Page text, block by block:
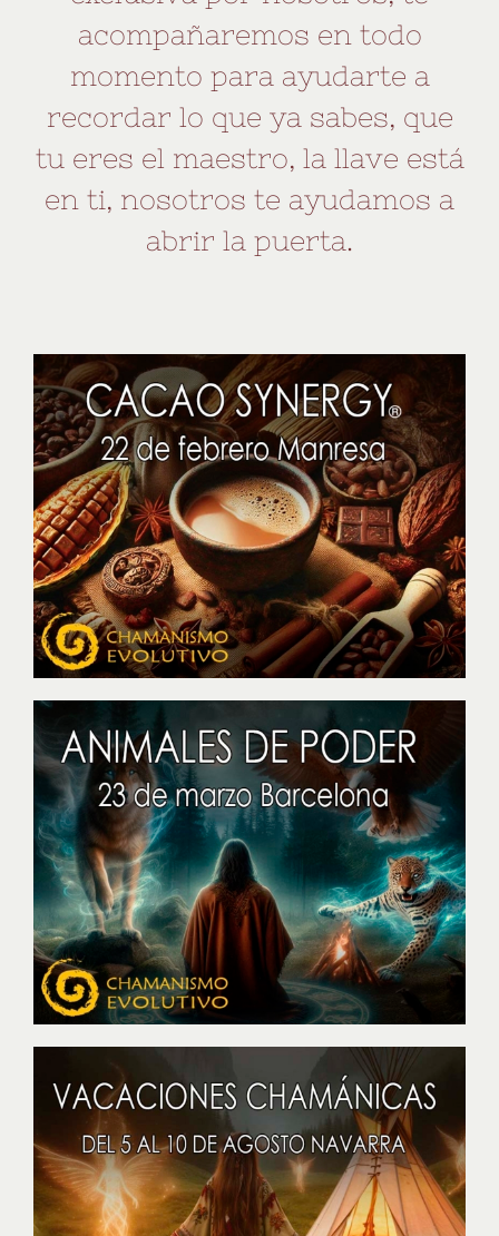
acompañaremos en todo
momento para ayudarte a
recordar lo que ya sabes, que
tu eres el maestro, la llave está
en ti, nosotros te ayudamos a
abrir la puerta.